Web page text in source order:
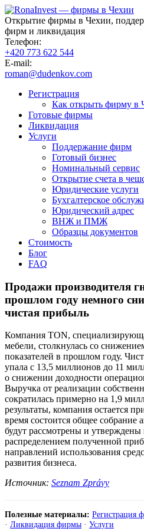
Открытие фирмы в Чехии,
фирм и ликвидация
Телефон:
+420 773 622 544
E-mail:
roman@dudenkov.com
Регистрация
Как открыть фирму в
Готовые фирмы
Ликвидация
Услуги
Поддержание фирм
Готовый бизнес
Номинальный сервис
Открытие счета в
Юридические услуги
Бухгалтерское
Юридический адрес
ВНЖ и ПМЖ
Образцы документов
Стоимость
Блог
FAQ
Продажи производителя
прошлом году немного
чистая прибыль
Компания TON,
мебели, столкнулась со
показателей в прошлом году.
упала с 13,5 миллионов до 11
о снижении доходности
Выручка от реализации
сократилась примерно на 1,9
результаты, компания остается
время состоится общее собрание
будут рассмотрены и
распределением полученной
направлений использования
развития бизнеса.
Источник: Seznam Zprávy
Полезные материалы: Регистрация
· Ликвидация фирмы · Услуги